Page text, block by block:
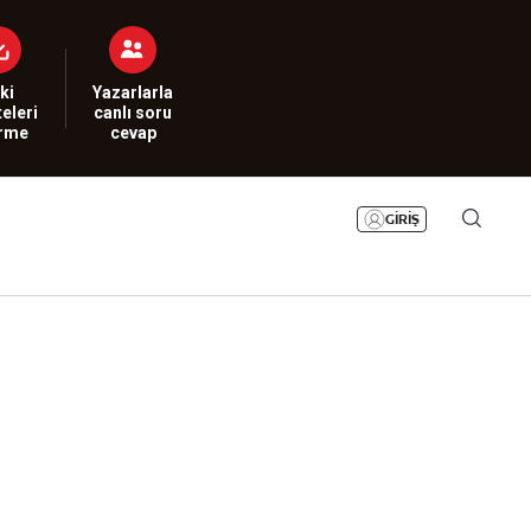
Yazarlarla
canlı soru
cevap
GİRİŞ
Namaz Vakitleri
Sesli Yayınlar